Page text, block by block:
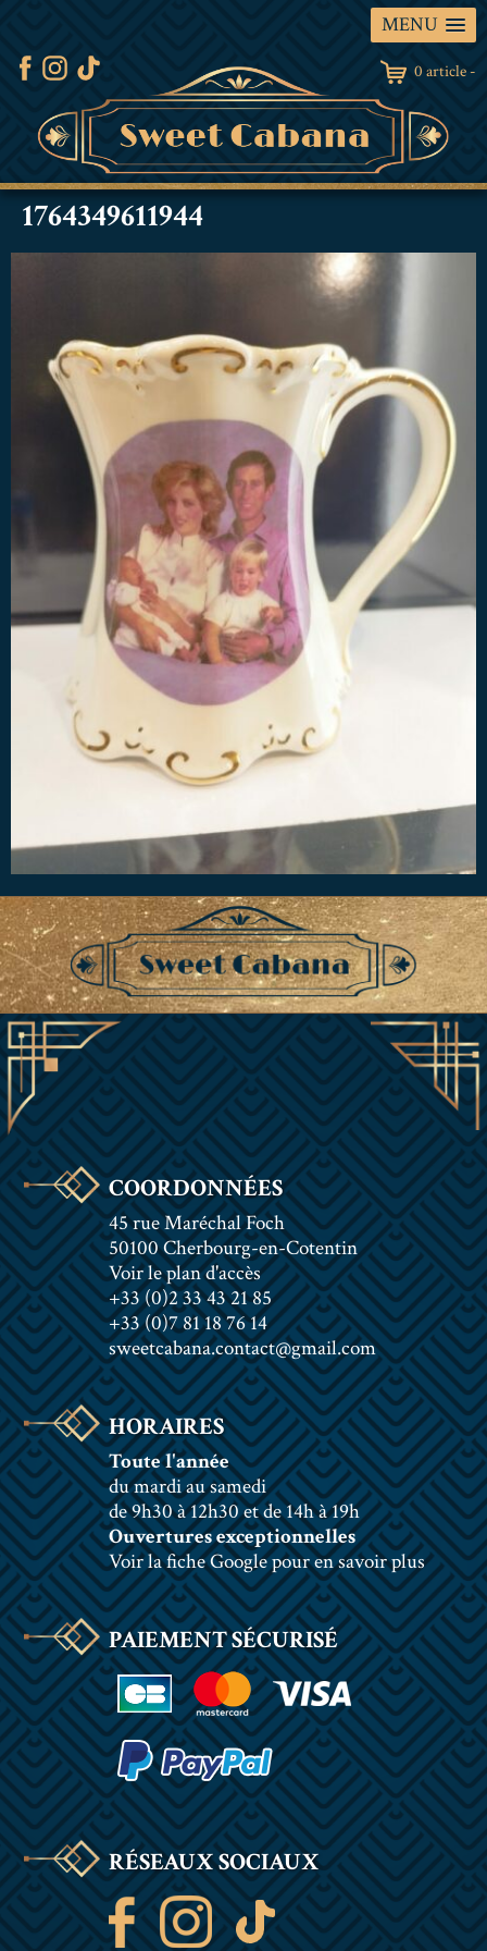
MENU
0 article -
1764349611944
COORDONNÉES
45 rue Maréchal Foch
50100 Cherbourg-en-Cotentin
Voir le plan d'accès
+33 (0)2 33 43 21 85
+33 (0)7 81 18 76 14
sweetcabana.contact@gmail.com
HORAIRES
Toute l'année
du mardi au samedi
de 9h30 à 12h30 et de 14h à 19h
Ouvertures exceptionnelles
Voir la fiche Google pour en savoir plus
PAIEMENT SÉCURISÉ
RÉSEAUX SOCIAUX